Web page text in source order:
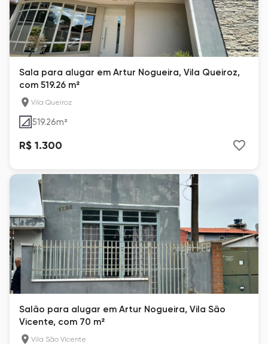
Sala para alugar em Artur Nogueira, Vila Queiroz,
com 519.26 m²
Vila Queiroz
519.26m²
R$ 1.300
Salão para alugar em Artur Nogueira, Vila São
Vicente, com 70 m²
Vila São Vicente